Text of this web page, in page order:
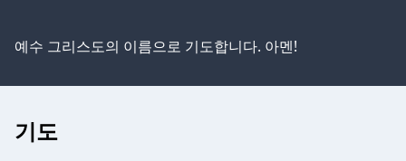
예수 그리스도의 이름으로 기도합니다. 아멘!
기도